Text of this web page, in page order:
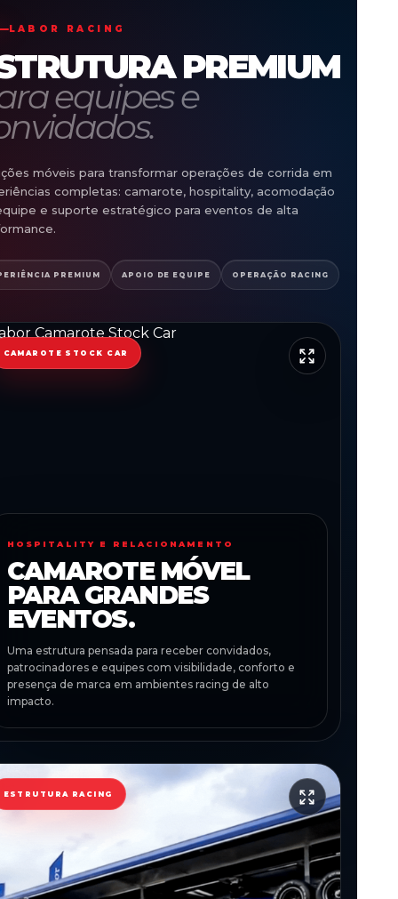
LABOR RACING
PREMIUM
equipes e
móveis para transformar operações de corrida em
completas: camarote, hospitality, acomodação
e suporte estratégico para eventos de alta
PREMIUM APOIO DE EQUIPE OPERAÇÃO RACING
CAMAROTE STOCK CAR
HOSPITALITY E RELACIONAMENTO
CAMAROTE MÓVEL
PARA GRANDES
EVENTOS.
Uma estrutura pensada para receber convidados,
patrocinadores e equipes com visibilidade, conforto e
presença de marca em ambientes racing de alto
impacto.
ESTRUTURA RACING